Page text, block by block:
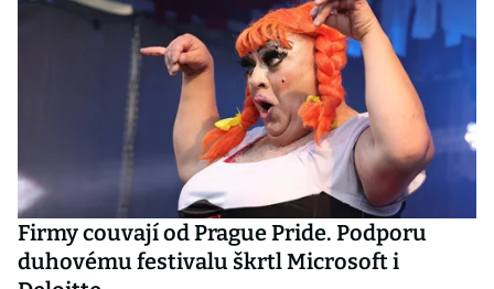
Firmy couvají od Prague Pride. Podporu
duhovému festivalu škrtl Microsoft i